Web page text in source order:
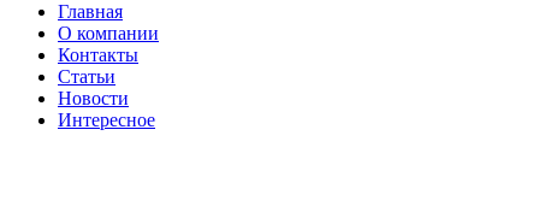
Главная
О компании
Контакты
Статьи
Новости
Интересное